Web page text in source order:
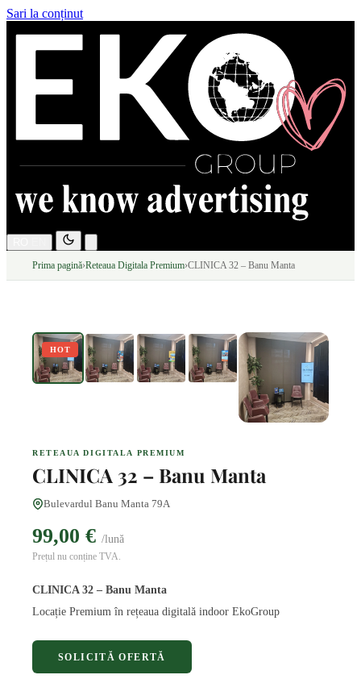
Sari la conținut
Prima pagină› Reteaua Digitala Premium›CLINICA 32 – Banu Manta
HOT
RETEAUA DIGITALA PREMIUM
CLINICA 32 – Banu Manta
Bulevardul Banu Manta 79A
99,00 € /lună
Prețul nu conține TVA.
CLINICA 32 – Banu Manta
Locație Premium în rețeaua digitală indoor EkoGroup
SOLICITĂ OFERTĂ